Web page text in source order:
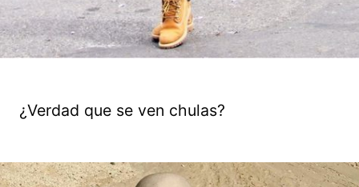
¿Verdad que se ven chulas?